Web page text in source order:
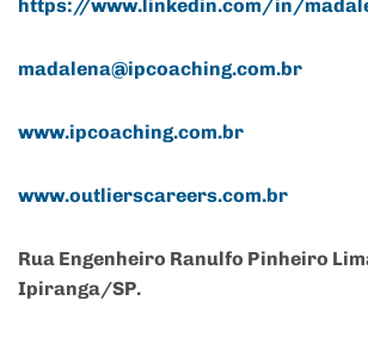
https://www.linkedin.com/in/
madalena@ipcoaching.com.br
www.ipcoaching.com.br
www.outlierscareers.com.br
Rua Engenheiro Ranulfo Pinheiro
Ipiranga/SP.